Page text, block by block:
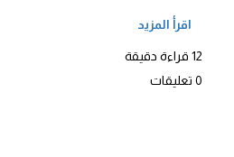
اقرأ المزيد
12 قراءة دقيقة
0 تعليقات